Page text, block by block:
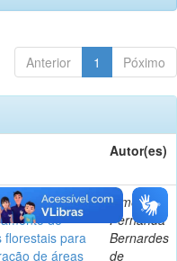
Anterior 1 Póximo
Autor(es)
e
de
florestais para
de áreas
Almeida,
Fernanda
Bernardes
de